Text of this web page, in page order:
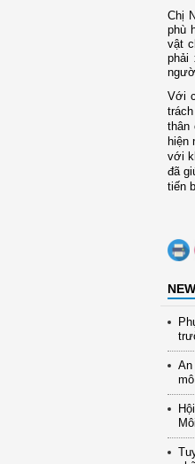
Chị
phù
vật
phải
Với
thân
hiện
với
đã
tiến